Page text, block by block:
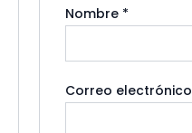
Nombre *
Correo electrónico